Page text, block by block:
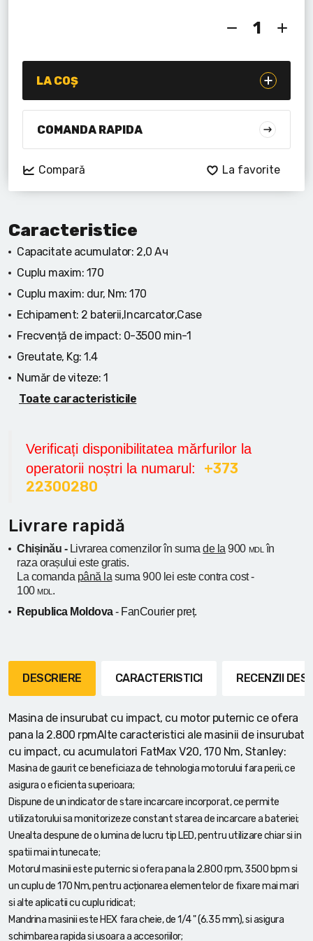
Caracteristice
Capacitate acumulator: 2,0 Ач
Cuplu maxim: 170
Cuplu maxim: dur, Nm: 170
Echipament: 2 baterii,Incarcator,Case
Frecvență de impact: 0-3500 min-1
Greutate, Kg: 1.4
Număr de viteze: 1
Toate caracteristicile
Verificați disponibilitatea mărfurilor la
operatorii noștri la numarul: +373
22300280
Livrare rapidă
Chișinău - Livrarea comenzilor în sumade la 900 MDL în
raza orașului este gratis.
La comanda până la suma 900 lei este contra cost -
100 MDL .
Republica Moldova- FanCourier preț.
LA COȘ
COMANDA RAPIDA
Compară La favorite
DESCRIERE CARACTERISTICI RECENZII
Masina de insurubat cu impact, cu motor puternic ce ofera
pana la 2.800 rpmAlte caracteristici ale masinii de insurubat
cu impact, cu acumulatori FatMax V20, 170 Nm, Stanley:
Masina de gaurit ce beneficiaza de tehnologia motorului fara perii, ce
asigura o eficienta superioara;
Dispune de un indicator de stare incarcare incorporat, ce permite
utilizatorului sa monitorizeze constant starea de incarcare a bateriei;
Unealta despune de o lumina de lucru tip LED, pentru utilizare chiar si in
spatii mai intunecate;
Motorul masinii este puternic si ofera pana la 2.800 rpm, 3500 bpm si
un cuplu de 170 Nm, pentru acționarea elementelor de fixare mai mari
si alte aplicatii cu cuplu ridicat;
Mandrina masinii este HEX fara cheie, de 1/4 " (6.35 mm), si asigura
schimbarea rapida si usoara a accesoriilor;